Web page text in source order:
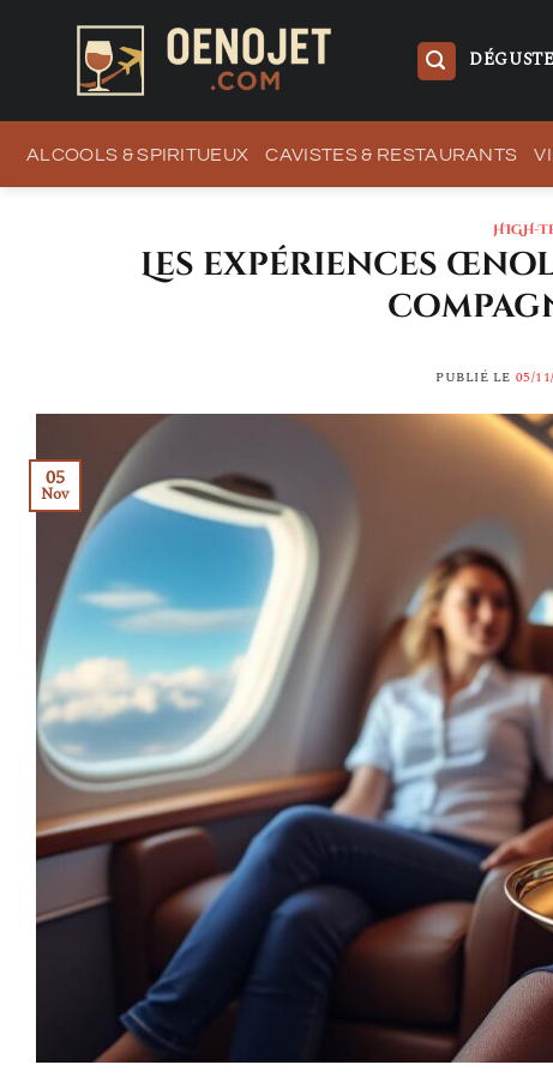
ALCOOLS & SPIRITUEUX CAVISTES & RESTAURANTS
HIGH-
Les expériences
PUBLIÉ LE 05/
05
Nov